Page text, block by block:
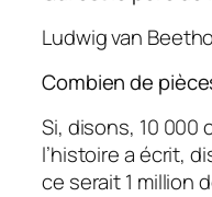
Ludwig van
Combien de
Si, disons, 10 000
l’histoire a écrit,
ce serait 1 million